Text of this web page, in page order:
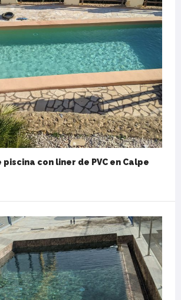
piscina con liner de PVC en Calpe